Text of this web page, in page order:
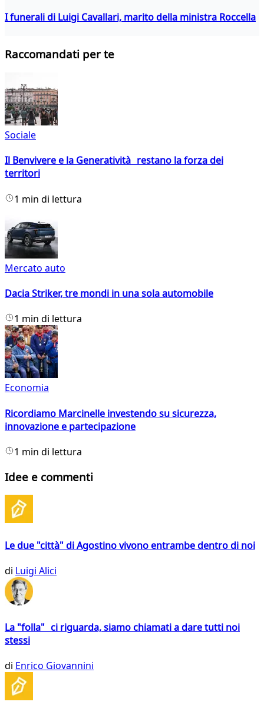
I funerali di Luigi Cavallari, marito della ministra Roccella
Raccomandati per te
Sociale
Il Benvivere e la Generatività restano la forza dei
territori
1 min di lettura
Mercato auto
Dacia Striker, tre mondi in una sola automobile
1 min di lettura
Economia
Ricordiamo Marcinelle investendo su sicurezza,
innovazione e partecipazione
1 min di lettura
Idee e commenti
Le due "città" di Agostino vivono entrambe dentro di noi
di Luigi Alici
La "folla" ci riguarda, siamo chiamati a dare tutti noi
stessi
di Enrico Giovannini